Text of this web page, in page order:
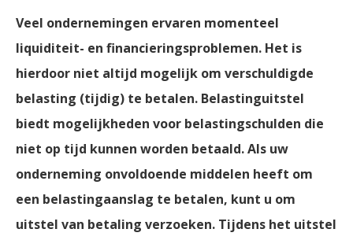
Veel ondernemingen ervaren momenteel
liquiditeit- en financieringsproblemen. Het is
hierdoor niet altijd mogelijk om verschuldigde
belasting (tijdig) te betalen. Belastinguitstel
biedt mogelijkheden voor belastingschulden die
niet op tijd kunnen worden betaald. Als uw
onderneming onvoldoende middelen heeft om
een belastingaanslag te betalen, kunt u om
uitstel van betaling verzoeken. Tijdens het uitstel